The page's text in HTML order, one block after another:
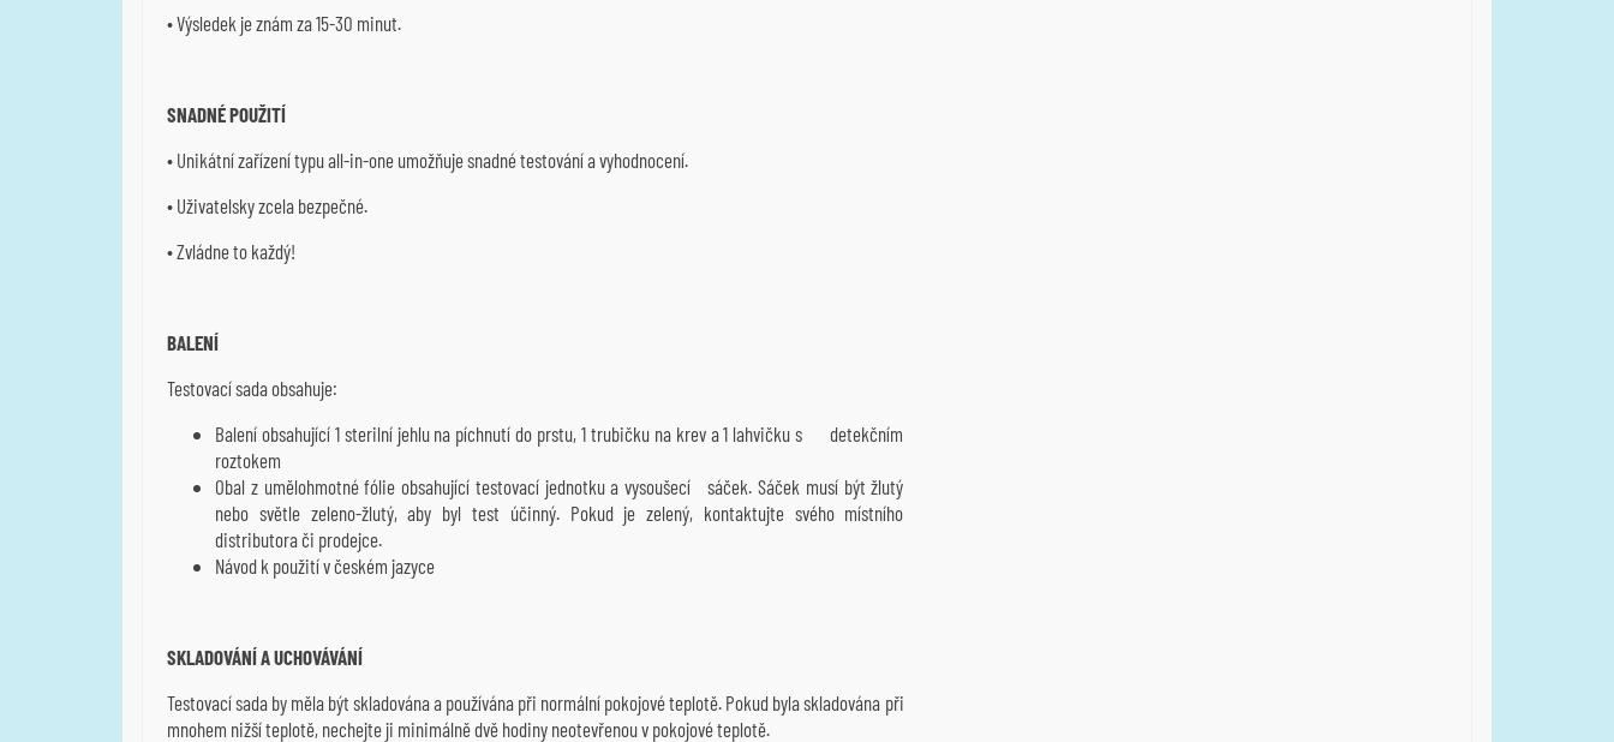
• Výsledek je znám za 15-30 minut.
SNADNÉ POUŽITÍ
• Unikátní zařízení typu all-in-one umožňuje snadné testování a vyhodnocení.
• Uživatelsky zcela bezpečné.
• Zvládne to každý!
BALENÍ
Testovací sada obsahuje:
Balení obsahující 1 sterilní jehlu na píchnutí do prstu, 1 trubičku na krev a 1 lahvičku s detekčním
roztokem
Obal z umělohmotné fólie obsahující testovací jednotku a vysoušecí sáček. Sáček musí být žlutý
nebo světle zeleno-žlutý, aby byl test účinný. Pokud je zelený, kontaktujte svého místního
distributora či prodejce.
Návod k použití v českém jazyce
SKLADOVÁNÍ A UCHOVÁVÁNÍ
Testovací sada by měla být skladována a používána při normální pokojové teplotě. Pokud byla skladována při
mnohem nižší teplotě, nechejte ji minimálně dvě hodiny neotevřenou v pokojové teplotě.